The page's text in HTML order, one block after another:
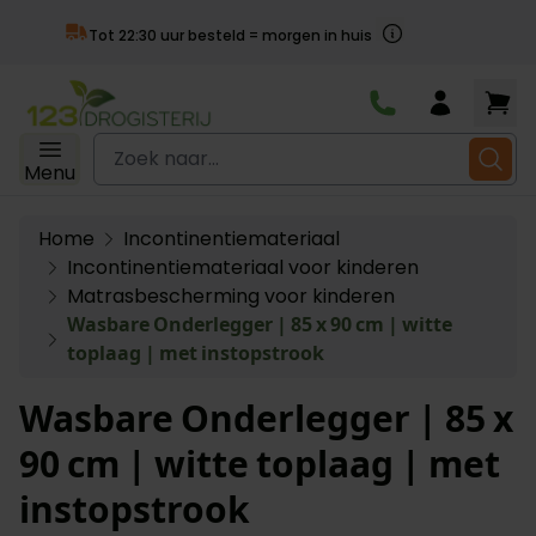
morgen in huis
Ga naar de inhoud
Menu
Zoek naar...
Home
Incontinentiemateriaal
Incontinentiemateriaal voor kinderen
Matrasbescherming voor kinderen
Wasbare Onderlegger | 85 x 90 cm | witte
toplaag | met instopstrook
Wasbare Onderlegger | 85 x
90 cm | witte toplaag | met
instopstrook